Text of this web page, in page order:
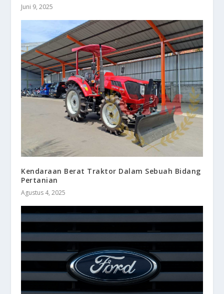
Juni 9, 2025
Kendaraan Berat Traktor Dalam Sebuah Bidang
Pertanian
Agustus 4, 2025